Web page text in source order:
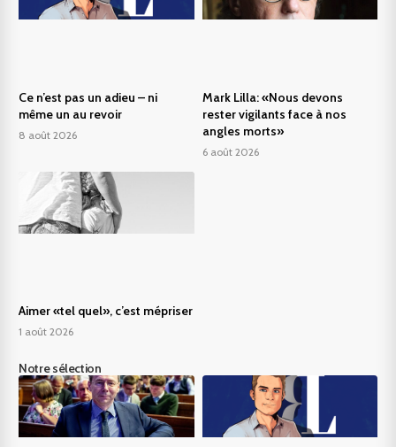
Ce n’est pas un adieu – ni
même un au revoir
8 août 2026
Mark Lilla: «Nous devons
rester vigilants face à nos
angles morts»
6 août 2026
Aimer «tel quel», c’est mépriser
1 août 2026
Notre sélection